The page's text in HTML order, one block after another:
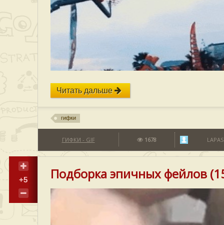
Читать дальше
гифки
ГИФКИ - GIF 1678 LAPAS
+5 Подборка эпичных фейлов